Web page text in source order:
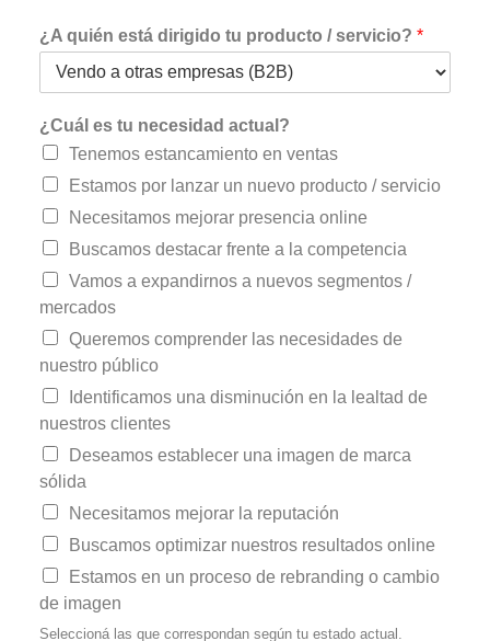
¿A quién está dirigido tu producto / servicio? *
¿Cuál es tu necesidad actual?
Tenemos estancamiento en ventas
Estamos por lanzar un nuevo producto / servicio
Necesitamos mejorar presencia online
Buscamos destacar frente a la competencia
Vamos a expandirnos a nuevos segmentos /
mercados
Queremos comprender las necesidades de
nuestro público
Identificamos una disminución en la lealtad de
nuestros clientes
Deseamos establecer una imagen de marca
sólida
Necesitamos mejorar la reputación
Buscamos optimizar nuestros resultados online
Estamos en un proceso de rebranding o cambio
de imagen
Seleccioná las que correspondan según tu estado actual.